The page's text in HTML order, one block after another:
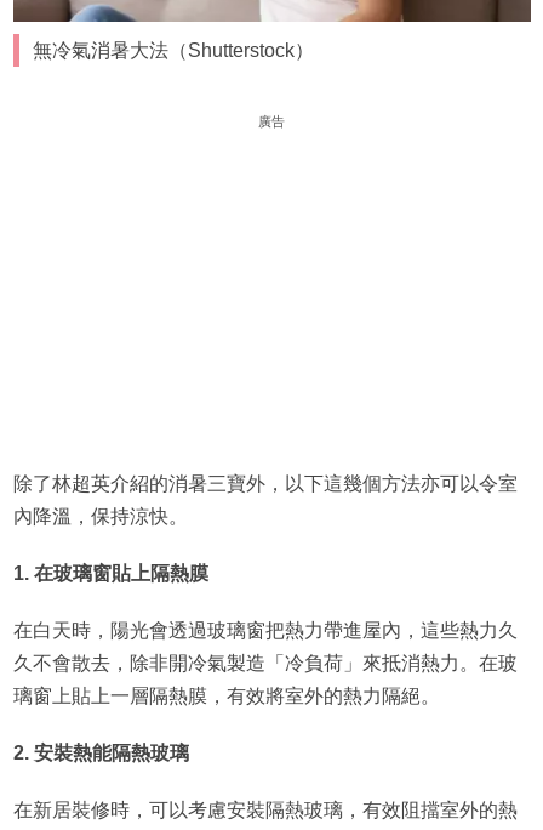
無冷氣消暑大法（Shutterstock）
廣告
除了林超英介紹的消暑三寶外，以下這幾個方法亦可以令室
內降溫，保持涼快。
1. 在玻璃窗貼上隔熱膜
在白天時，陽光會透過玻璃窗把熱力帶進屋內，這些熱力久
久不會散去，除非開冷氣製造「冷負荷」來抵消熱力。在玻
璃窗上貼上一層隔熱膜，有效將室外的熱力隔絕。
2. 安裝熱能隔熱玻璃
在新居裝修時，可以考慮安裝隔熱玻璃，有效阻擋室外的熱